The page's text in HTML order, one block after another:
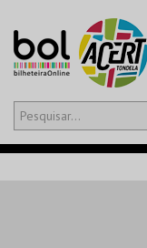
Olá,iniciar sessão